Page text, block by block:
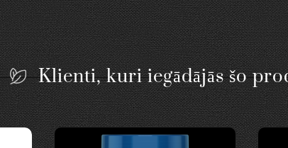
Klienti, kuri iegādājās šo